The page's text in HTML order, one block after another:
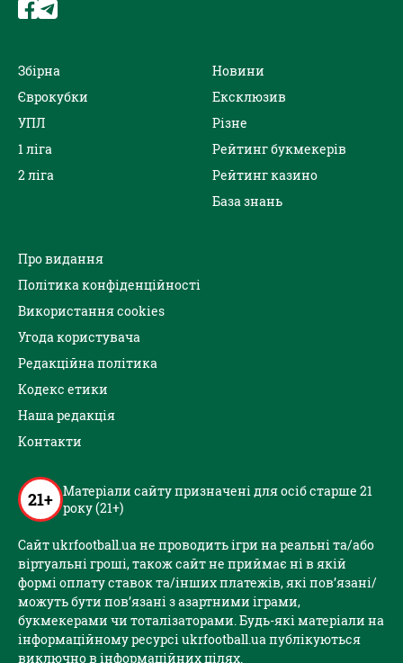
Збірна
Єврокубки
УПЛ
1 ліга
2 ліга
Новини
Ексклюзив
Різне
Рейтинг букмекерів
Рейтинг казино
База знань
Про видання
Політика конфіденційності
Використання cookies
Угода користувача
Редакційна політика
Кодекс етики
Наша редакція
Контакти
21+ Матеріали сайту призначені для осіб старше 21
року (21+)
Сайт ukrfootball.ua не проводить ігри на реальні та/або
віртуальні гроші, також сайт не приймає ні в якій
формі оплату ставок та/інших платежів, які пов’язані/
можуть бути пов’язані з азартними іграми,
букмекерами чи тоталізаторами. Будь-які матеріали на
інформаційному ресурсі ukrfootball.ua публікуються
виключно в інформаційних цілях.